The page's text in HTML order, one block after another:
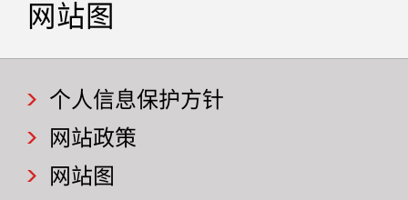
网站图
个人信息保护方针
网站政策
网站图